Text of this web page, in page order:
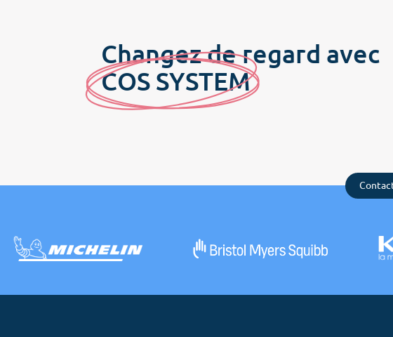
Changez de regard avec
COS SYSTEM